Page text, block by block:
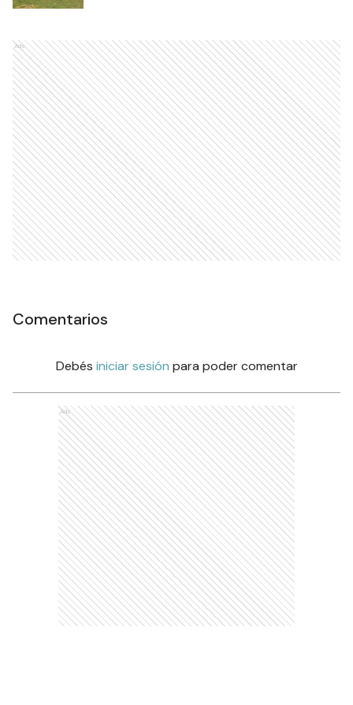
Ads
Comentarios
Debés iniciar sesión para poder comentar
Ads